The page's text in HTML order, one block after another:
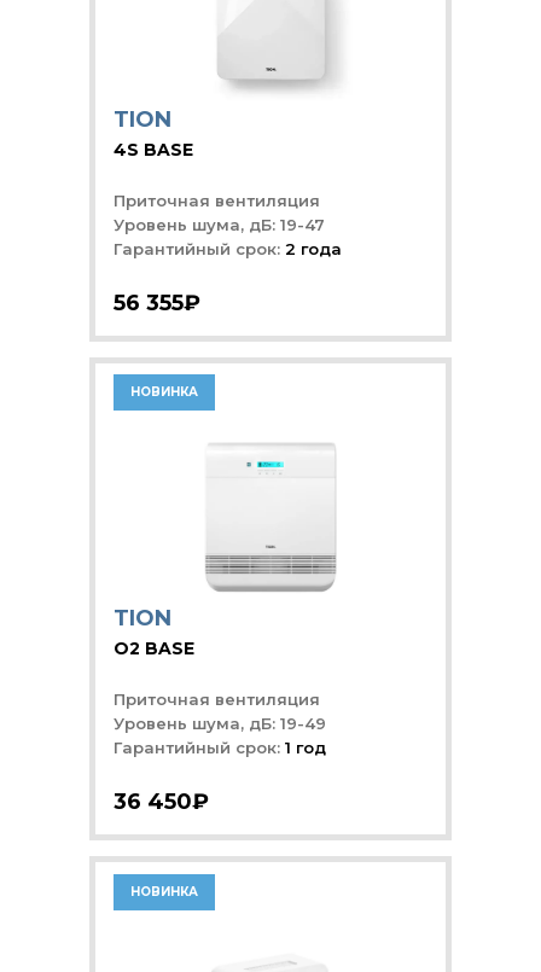
TION
56 355₽
4S BASE
Приточная вентиляция
Уровень шума, дБ: 19-47
Гарантийный срок: 2 года
TION
36 450₽
НОВИНКА
O2 BASE
Приточная вентиляция
Уровень шума, дБ: 19-49
Гарантийный срок: 1 год
НОВИНКА